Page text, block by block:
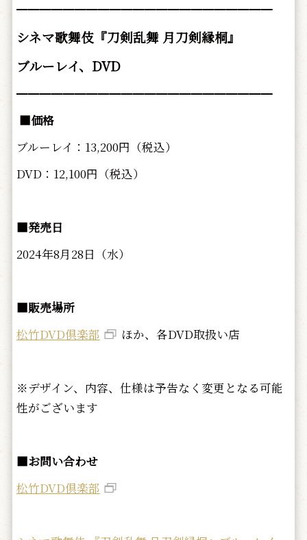
━━━━━━━━━━━━━━━━━━━━━━
シネマ歌舞伎『刀剣乱舞 月刀剣縁桐』
ブルーレイ、DVD
━━━━━━━━━━━━━━━━━━━━━━
■価格
ブルーレイ：13,200円（税込）
DVD：12,100円（税込）
■発売日
2024年8月28日（水）
■販売場所
松竹DVD倶楽部
ほか、各DVD取扱い店
※デザイン、内容、仕様は予告なく変更となる可能
性がございます
■お問い合わせ
松竹DVD倶楽部